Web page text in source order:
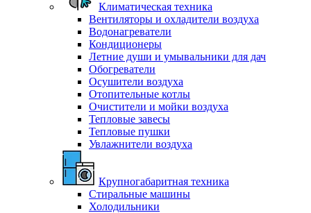
Климатическая техника
Вентиляторы и охладители воздуха
Водонагреватели
Кондиционеры
Летние души и умывальники для дач
Обогреватели
Осушители воздуха
Отопительные котлы
Очистители и мойки воздуха
Тепловые завесы
Тепловые пушки
Увлажнители воздуха
Крупногабаритная техника
Стиральные машины
Холодильники